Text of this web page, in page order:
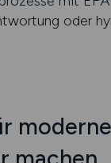
oder